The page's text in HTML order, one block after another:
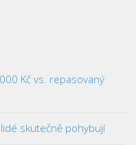
Kč vs. repasovaný
skutečně pohybují